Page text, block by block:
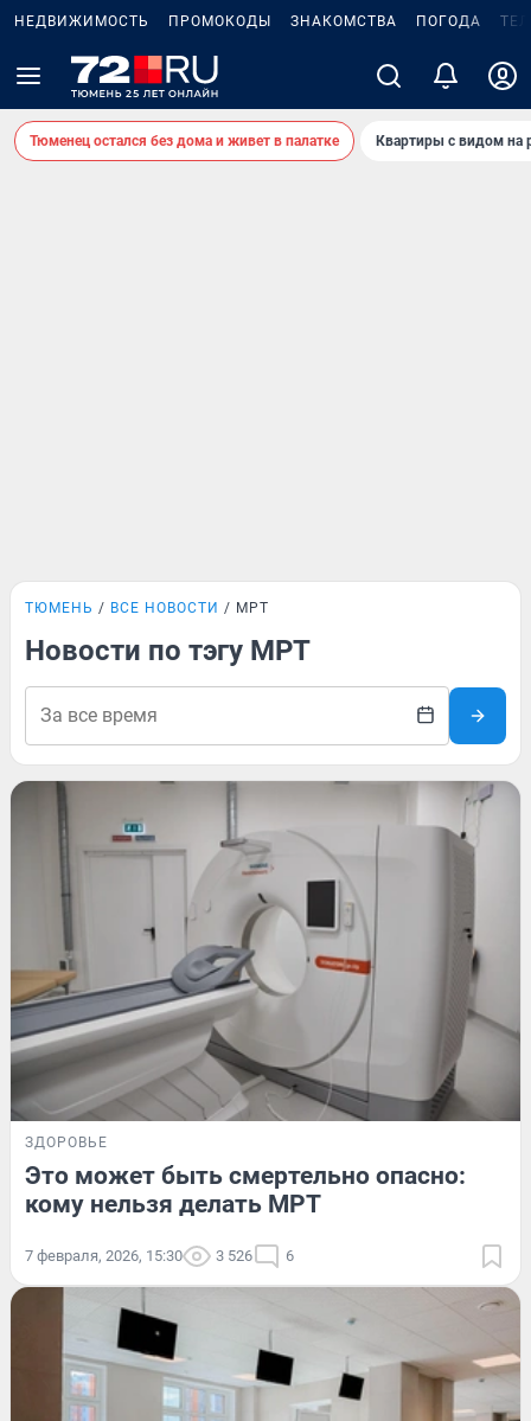
НЕДВИЖИМОСТЬ ПРОМОКОДЫ ЗНАКОМСТВА ПОГОДА
Тюменец остался без дома и живет в палатке Квартиры с видом на
ТЮМЕНЬ ВСЕ НОВОСТИ МРТ
Новости по тэгу МРТ
ЗДОРОВЬЕ
Это может быть смертельно опасно:
кому нельзя делать МРТ
7 февраля, 2026, 15:30 3 526 6